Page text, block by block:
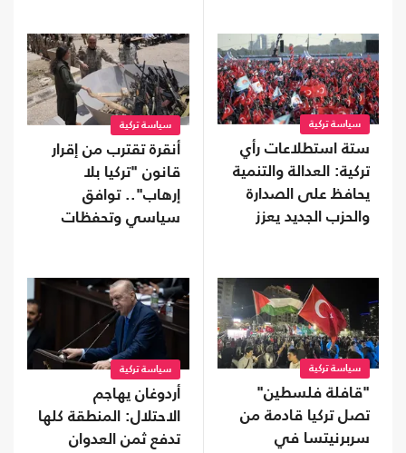
سياسة تركية
ستة استطلاعات رأي
تركية: العدالة والتنمية
يحافظ على الصدارة
والحزب الجديد يعزز
سياسة تركية
أنقرة تقترب من إقرار
قانون "تركيا بلا
إرهاب".. توافق
سياسي وتحفظات
سياسة تركية
"قافلة فلسطين"
تصل تركيا قادمة من
سربرنيتسا في
سياسة تركية
أردوغان يهاجم
الاحتلال: المنطقة كلها
تدفع ثمن العدوان